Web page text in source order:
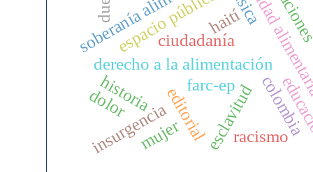
editorial
derecho a la alimentación
seguridad
haití
ciudadanía
esclavitud
espacio público
colombia
insurgencia
farc-ep
racismo
historia
mujer
dolor